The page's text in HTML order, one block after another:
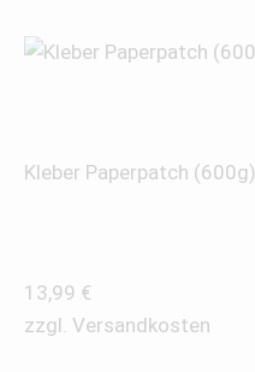
Kleber Paperpatch (600g)
13,99 €
zzgl. Versandkosten